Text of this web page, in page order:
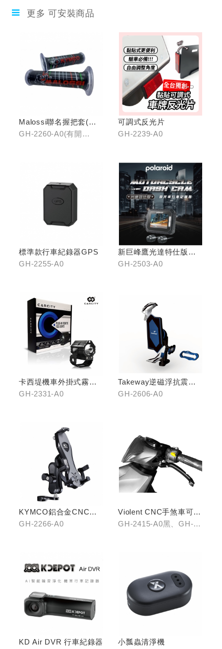
更多 可安裝商品
Malossi聯名握把套(有
開口)/(無開口)
GH-2260-A0(有開
可調式反光片
GH-2239-A0
標準款行車紀錄器GPS
GH-2255-A0
新巨峰鷹光達特仕版行
車紀錄器
GH-2503-A0
卡西堤機車外掛式霧燈
組(雙燈)
GH-2331-A0
Takeway逆磁浮抗震手
機架
GH-2606-A0
KYMCO鋁合金CNC減
震手機架
GH-2266-A0
Violent CNC手煞車可調
拉桿(黑/銀/鈦)
GH-2415-A0黑、GH-
KD Air DVR 行車紀錄器
小瓢蟲清淨機